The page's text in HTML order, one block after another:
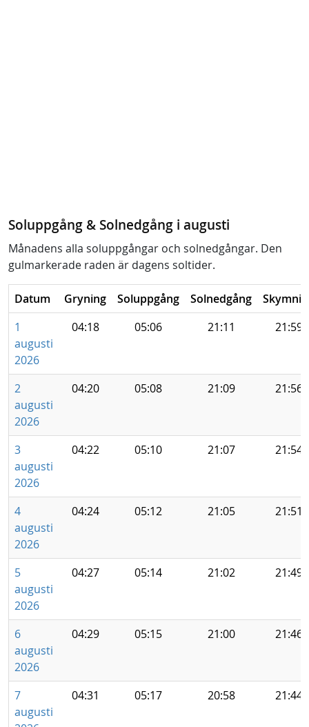
Soluppgång & Solnedgång i augusti
Månadens alla soluppgångar och solnedgångar. Den
gulmarkerade raden är dagens soltider.
Datum Gryning Soluppgång Solnedgång
1
augusti
2026
04:18 05:06 21:11 21:59
2
augusti
2026
04:20 05:08 21:09 21:56
3
augusti
2026
04:22 05:10 21:07 21:54
4
augusti
2026
04:24 05:12 21:05 21:51
5
augusti
2026
04:27 05:14 21:02 21:49
6
augusti
2026
04:29 05:15 21:00 21:46
7
augusti
04:31 05:17 20:58 21:44